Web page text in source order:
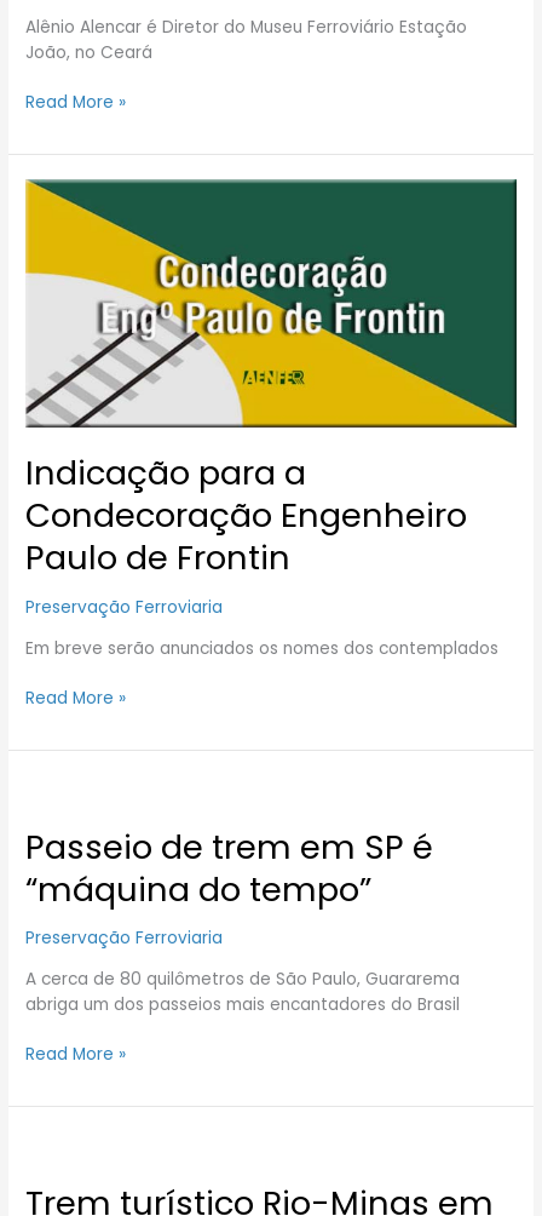
Alênio Alencar é Diretor do Museu Ferroviário Estação
João, no Ceará
Read More »
Indicação para a
Condecoração Engenheiro
Paulo de Frontin
Preservação Ferroviaria
Em breve serão anunciados os nomes dos contemplados
Indicação
Condecoração
Engenheiro
Frontin
Read More »
Passeio de trem em SP é
“máquina do tempo”
Preservação Ferroviaria
A cerca de 80 quilômetros de São Paulo, Guararema
abriga um dos passeios mais encantadores do Brasil
trem
em
SP
“máquina
tempo”
Read More »
Trem turístico Rio-Minas em
Rio-